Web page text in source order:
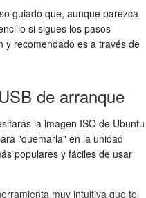
guiado que, aunque parezca
si sigues los pasos
y recomendado es a través de
de arranque
la imagen ISO de Ubuntu
"quemarla" en la unidad
populares y fáciles de usar
muy intuitiva que te